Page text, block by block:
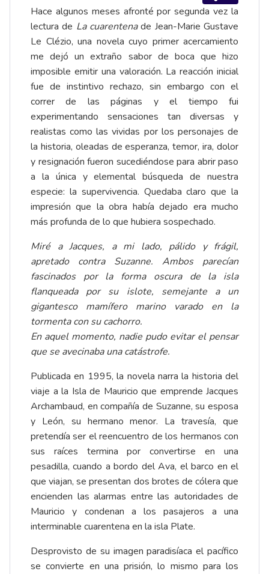
Hace algunos meses afronté por segunda vez la
lectura de La cuarentenade Jean-Marie Gustave
Le Clézio, una novela cuyo primer acercamiento
me dejó un extraño sabor de boca que hizo
imposible emitir una valoración. La reacción inicial
fue de instintivo rechazo, sin embargo con el
correr de las páginas y el tiempo fui
experimentando sensaciones tan diversas y
realistas como las vividas por los personajes de
la historia, oleadas de esperanza, temor, ira, dolor
y resignación fueron sucediéndose para abrir paso
a la única y elemental búsqueda de nuestra
especie: la supervivencia. Quedaba claro que la
impresión que la obra había dejado era mucho
más profunda de lo que hubiera sospechado.
Miré a Jacques, a mi lado, pálido y frágil,
apretado contra Suzanne. Ambos parecían
fascinados por la forma oscura de la isla
flanqueada por su islote, semejante a un
gigantesco mamífero marino varado en la
tormenta con su cachorro.
En aquel momento, nadie pudo evitar el pensar
que se avecinaba una catástrofe.
Publicada en 1995, la novela narra la historia del
viaje a la Isla de Mauricio que emprende Jacques
Archambaud, en compañía de Suzanne, su esposa
y León, su hermano menor. La travesía, que
pretendía ser el reencuentro de los hermanos con
sus raíces termina por convertirse en una
pesadilla, cuando a bordo del Ava, el barco en el
que viajan, se presentan dos brotes de cólera que
encienden las alarmas entre las autoridades de
Mauricio y condenan a los pasajeros a una
interminable cuarentena en la isla Plate.
Desprovisto de su imagen paradisíaca el pacífico
se convierte en una prisión, lo mismo para los